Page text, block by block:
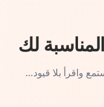
لك
واقرأ بلا قيود…